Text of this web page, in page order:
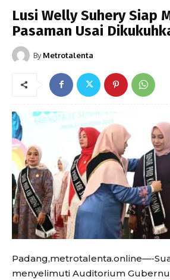
Lusi Welly Suhery Siap
Pasaman Usai
By Metrotalenta
Padang,metrotalenta.online—-
menyelimuti Auditorium